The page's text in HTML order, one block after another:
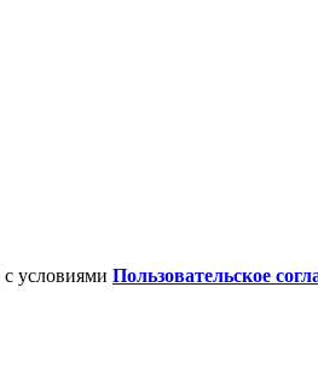
с условиями Пользовательское